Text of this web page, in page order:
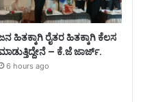
ಹಿತಕ್ಕಾಗಿ ರೈತರ ಹಿತಕ್ಕಾಗಿ ಕೆಲಸ
– ಕೆ.ಜೆ ಜಾರ್ಜ್.
6 hours ago